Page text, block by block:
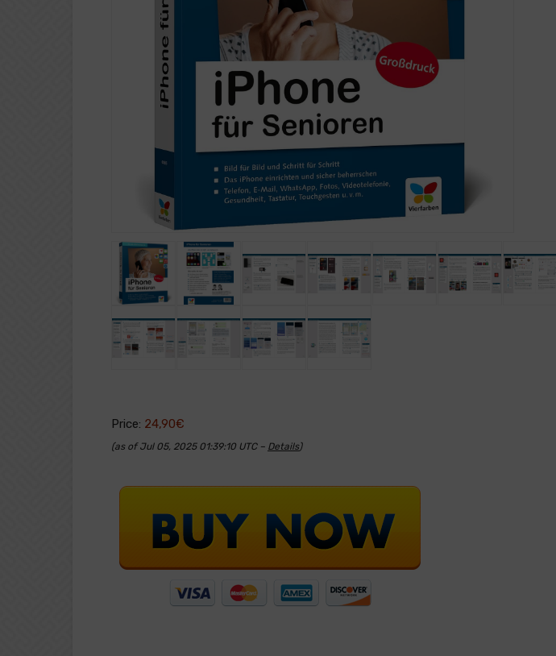
Price: 24,90€
(as of Jul 05, 2025 01:39:10 UTC – Details)